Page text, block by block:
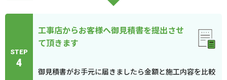
STEP
4
工事店からお客様へ御見積書を提出させ
て頂きます
御見積書がお手元に届きましたら金額と施工内容を比較